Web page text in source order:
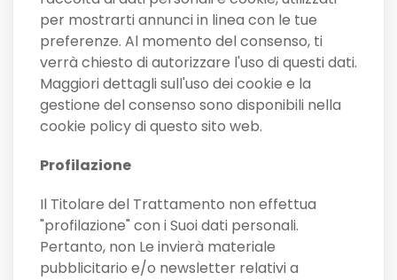
per mostrarti annunci in linea con le tue
preferenze. Al momento del consenso, ti
verrà chiesto di autorizzare l'uso di questi dati.
Maggiori dettagli sull'uso dei cookie e la
gestione del consenso sono disponibili nella
cookie policy di questo sito web.
Profilazione
Il Titolare del Trattamento non effettua
"profilazione" con i Suoi dati personali.
Pertanto, non Le invierà materiale
pubblicitario e/o newsletter relativi a